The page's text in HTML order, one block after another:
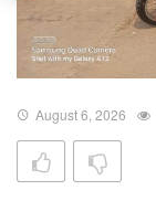
August 6, 2026